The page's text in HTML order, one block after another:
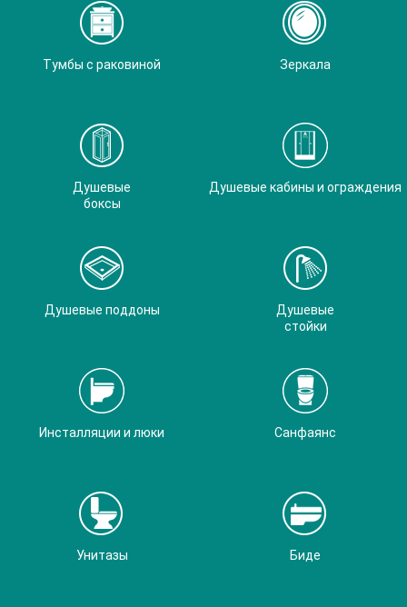
Тумбы с раковиной Зеркала
Душевые
боксы
Душевые кабины и ограждения
Душевые поддоны
Душевые
стойки
Инсталляции и люки Санфаянс
Унитазы Биде